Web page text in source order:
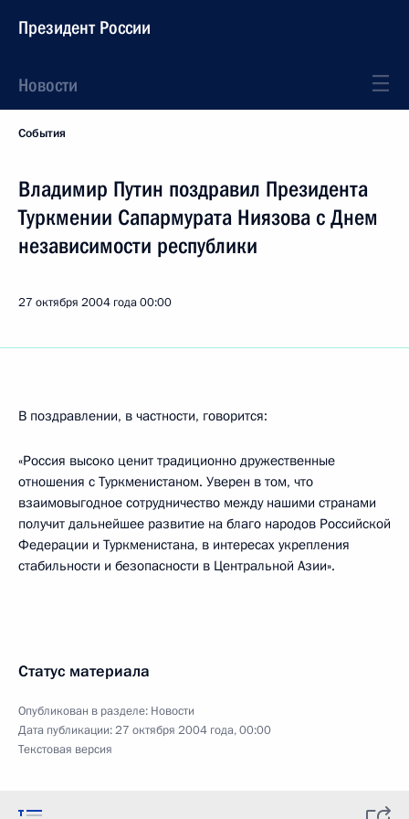
Президент России
Новости
События
Владимир Путин поздравил Президента
Туркмении Сапармурата Ниязова с Днем
независимости республики
27 октября 2004 года00:00
В поздравлении, в частности, говорится:
«Россия высоко ценит традиционно дружественные
отношения с Туркменистаном. Уверен в том, что
взаимовыгодное сотрудничество между нашими странами
получит дальнейшее развитие на благо народов Российской
Федерации и Туркменистана, в интересах укрепления
стабильности и безопасности в Центральной Азии».
Статус материала
Опубликован в разделе: Новости
Дата публикации:27 октября 2004 года, 00:00
Текстовая версия